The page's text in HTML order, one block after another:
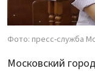
Фото: пресс-служба
Московский